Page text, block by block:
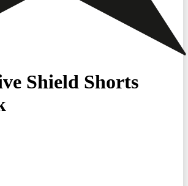
Shield Shorts